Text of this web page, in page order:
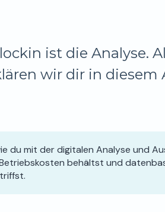
ist die Analyse.
wir dir in diesem
du mit der digitalen Analyse und
behältst und